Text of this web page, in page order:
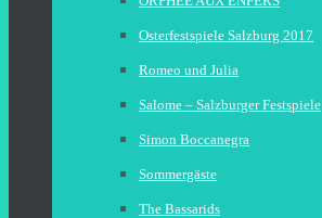
Osterfestspiele Salzburg 2017
Romeo und Julia
Salome – Salzburger Festspiele
Simon Boccanegra
Sommergäste
The Bassarids